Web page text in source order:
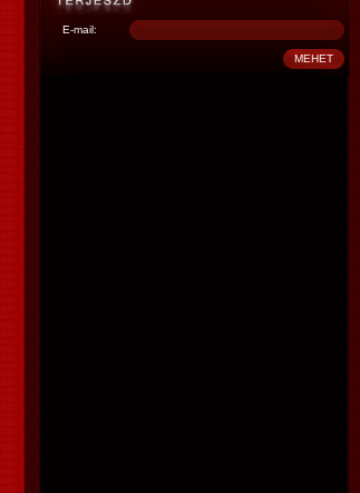
E-mail: